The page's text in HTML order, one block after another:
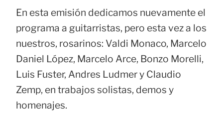
En esta emisión dedicamos nuevamente el
programa a guitarristas, pero esta vez a los
nuestros, rosarinos: Valdi Monaco, Marcelo
Daniel López, Marcelo Arce, Bonzo Morelli,
Luis Fuster, Andres Ludmer y Claudio
Zemp, en trabajos solistas, demos y
homenajes.